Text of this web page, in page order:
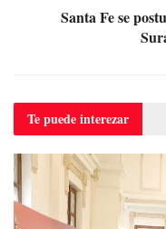
Santa Fe se
Te puedeinterezar